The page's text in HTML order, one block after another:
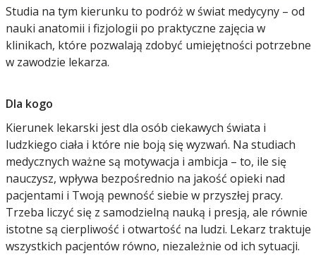
Studia na tym kierunku to podróż w świat medycyny – od
nauki anatomii i fizjologii po praktyczne zajęcia w
klinikach, które pozwalają zdobyć umiejętności potrzebne
w zawodzie lekarza.
Dla kogo
Kierunek lekarski jest dla osób ciekawych świata i
ludzkiego ciała i które nie boją się wyzwań. Na studiach
medycznych ważne są motywacja i ambicja – to, ile się
nauczysz, wpływa bezpośrednio na jakość opieki nad
pacjentami i Twoją pewność siebie w przyszłej pracy.
Trzeba liczyć się z samodzielną nauką i presją, ale równie
istotne są cierpliwość i otwartość na ludzi. Lekarz traktuje
wszystkich pacjentów równo, niezależnie od ich sytuacji.